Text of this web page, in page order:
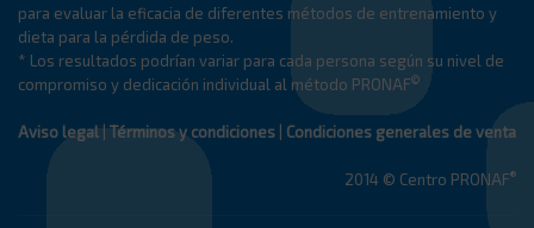
para evaluar la eficacia de diferentes métodos de entrenamiento y
dieta para la pérdida de peso.
* Los resultados podrían variar para cada persona según su nivel de
compromiso y dedicación individual al método PRONAF©
Aviso legal Términos y condiciones Condiciones generales de venta
2014 © Centro PRONAF®